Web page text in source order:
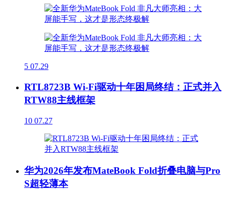
5 07.29
RTL8723B Wi-Fi驱动十年困局终结：正式并入
RTW88主线框架
10 07.27
华为2026年发布MateBook Fold折叠电脑与Pro
S超轻薄本